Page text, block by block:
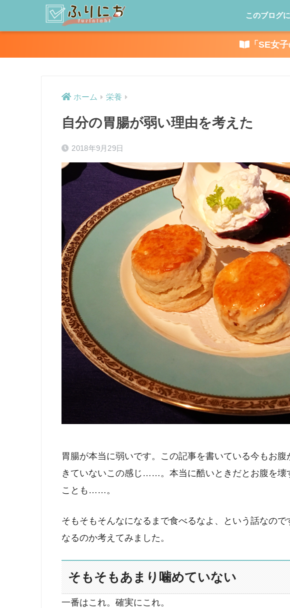
このブログ
「SE女
ホーム 栄養
自分の胃腸が弱い理由を考えた
2018年9月29日
胃腸が本当に弱いです。この記事を書いている今もお
きていないこの感じ……。本当に酷いときだとお腹を壊
ことも……。
そもそもそんなになるまで食べるなよ、という話なので
なるのか考えてみました。
そもそもあまり噛めていない
一番はこれ。確実にこれ。